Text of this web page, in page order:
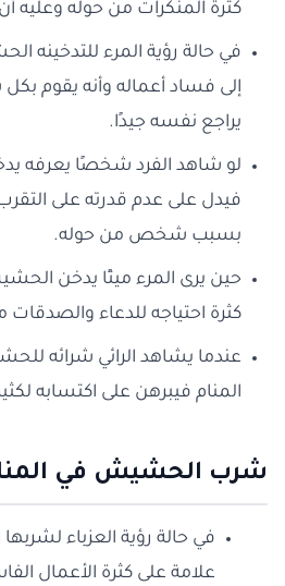
كثرة المنكرات من حوله وعليه
في حالة رؤية المرء للتدخينه
إلى فساد أعماله وأنه يقوم
يراجع نفسه جيدًا.
لو شاهد الفرد شخصًا يعرفه
فيدل على عدم قدرته على
بسبب شخص من حوله.
حين يرى المرء ميتًا يدخن
كثرة احتياجه للدعاء
عندما يشاهد الرائي شرائه
المنام فيبرهن على اكتسابه
شرب الحشيش في
في حالة رؤية العزباء
علامة على كثرة الأعمال